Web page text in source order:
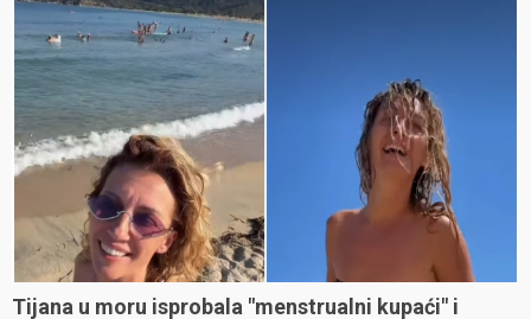
Tijana u moru isprobala "menstrualni kupaći" i